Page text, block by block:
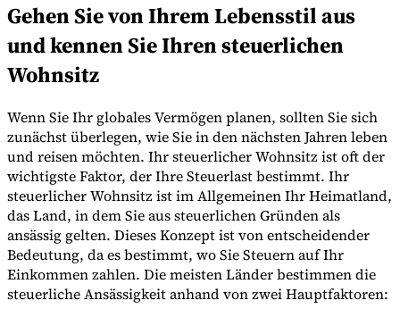
Experts
Unsere Autoren
Gehen Sie von Ihrem Lebensstil aus
und kennen Sie Ihren steuerlichen
Wohnsitz
Wenn Sie Ihr globales Vermögen planen, sollten Sie sich
zunächst überlegen, wie Sie in den nächsten Jahren leben
und reisen möchten. Ihr steuerlicher Wohnsitz ist oft der
wichtigste Faktor, der Ihre Steuerlast bestimmt. Ihr
steuerlicher Wohnsitz ist im Allgemeinen Ihr Heimatland,
das Land, in dem Sie aus steuerlichen Gründen als
ansässig gelten. Dieses Konzept ist von entscheidender
Bedeutung, da es bestimmt, wo Sie Steuern auf Ihr
Einkommen zahlen. Die meisten Länder bestimmen die
steuerliche Ansässigkeit anhand von zwei Hauptfaktoren: